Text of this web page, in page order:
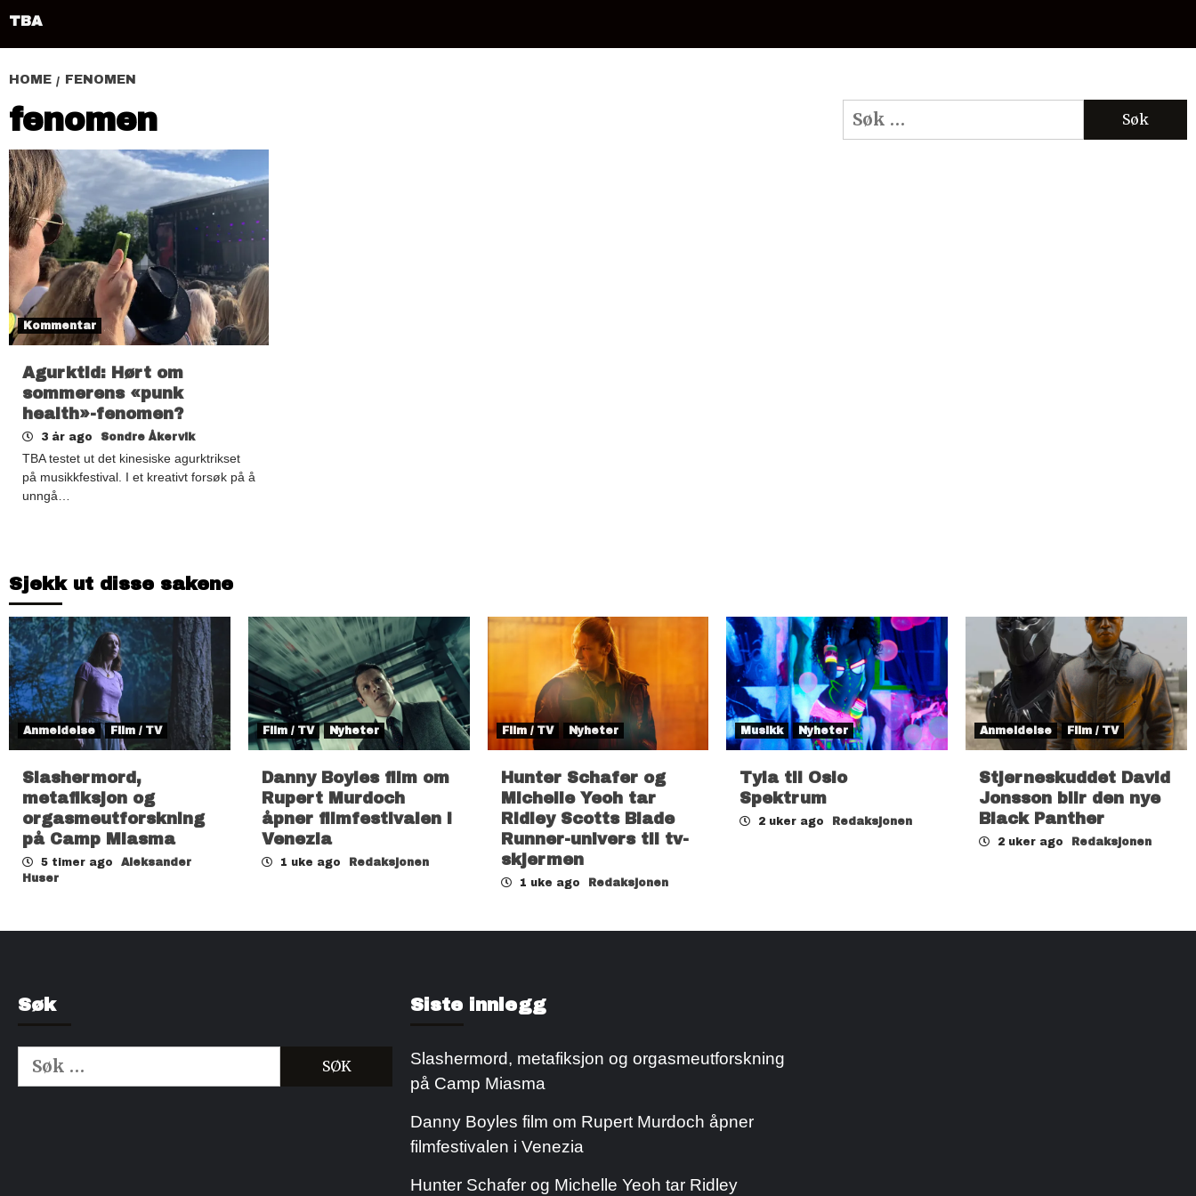
TBA
HOME FENOMEN
fenomen
Kommentar
Agurktid: Hørt om
sommerens «punk
health»-fenomen?
3 år ago Sondre Åkervik
TBA testet ut det kinesiske agurktrikset
på musikkfestival. I et kreativt forsøk på å
unngå…
Søk
etter:
Sjekk ut disse sakene
Anmeldelse Film / TV
Slashermord,
metafiksjon og
orgasmeutforskning
på Camp Miasma
5 timer ago
Aleksander
Huser
Film / TV Nyheter
Danny Boyles film om
Rupert Murdoch
åpner filmfestivalen i
Venezia
1 uke ago Redaksjonen
Film / TV Nyheter
Hunter Schafer og
Michelle Yeoh tar
Ridley Scotts Blade
Runner-univers til tv-
skjermen
1 uke ago Redaksjonen
Musikk Nyheter
Tyla til Oslo
Spektrum
2 uker ago Redaksjonen
Anmeldelse Film / TV
Stjerneskuddet David
Jonsson blir den nye
Black Panther
2 uker ago Redaksjonen
Søk
Søk
etter:
Siste innlegg
Slashermord, metafiksjon og orgasmeutforskning
på Camp Miasma
Danny Boyles film om Rupert Murdoch åpner
filmfestivalen i Venezia
Hunter Schafer og Michelle Yeoh tar Ridley